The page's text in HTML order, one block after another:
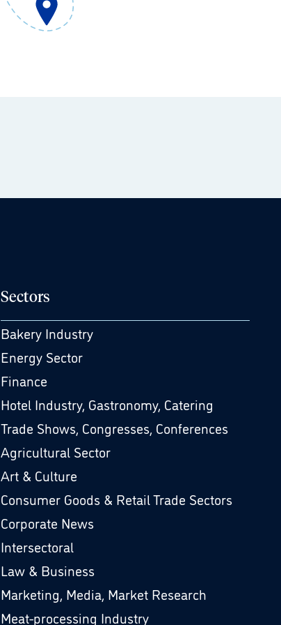
Sectors
Bakery Industry
Energy Sector
Finance
Hotel Industry, Gastronomy, Catering
Trade Shows, Congresses, Conferences
Agricultural Sector
Art & Culture
Consumer Goods & Retail Trade Sectors
Corporate News
Intersectoral
Law & Business
Marketing, Media, Market Research
Meat-processing Industry